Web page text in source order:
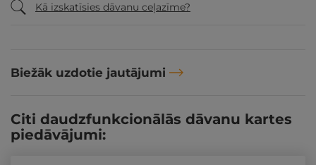
Kā izskatīsies dāvanu ceļazīme?
Biežāk uzdotie jautājumi
Citi daudzfunkcionālās dāvanu kartes
piedāvājumi: